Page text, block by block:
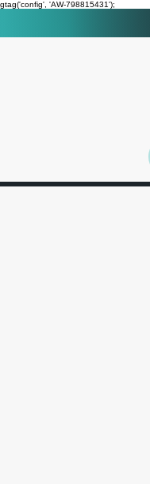
gtag('config', 'AW-798815431');